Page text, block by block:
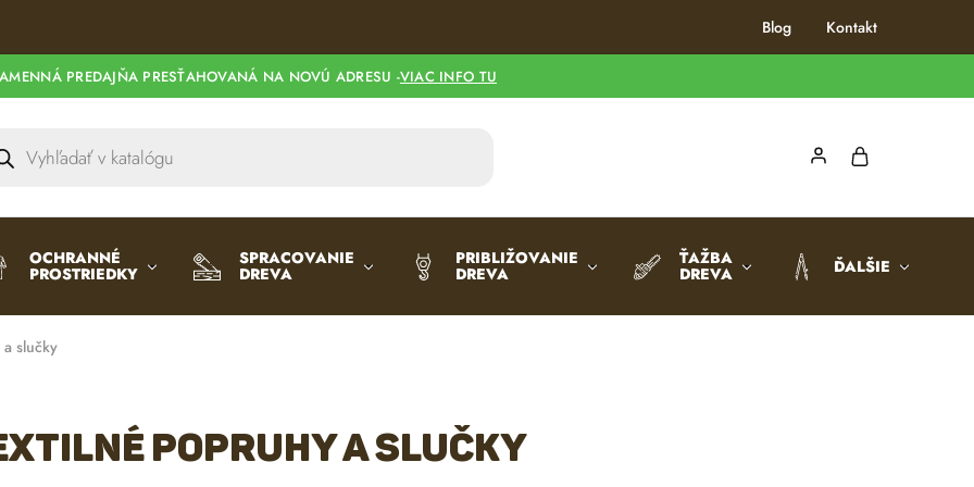
Blog Kontakt
PREDAJŇA PRESŤAHOVANÁ NA NOVÚ ADRESU -VIAC INFO TU
OCHRANNÉ
PROSTRIEDKY
SPRACOVANIE
DREVA
PRIBLIŽOVANIE
DREVA
ŤAŽBA
DREVA ĎALŠIE
slučky
popruhy a slučky